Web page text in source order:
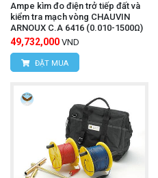
Ampe kìm đo điện trở tiếp đất và
kiểm tra mạch vòng CHAUVIN
ARNOUX C.A 6416 (0.010-1500Ω)
49,732,000 VND
ĐẶT MUA